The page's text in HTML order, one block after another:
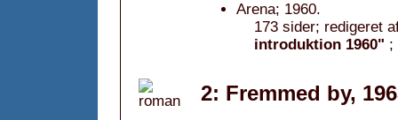
Arena; 1960.
173 sider; redigeret
introduktion 1960" ;
2: Fremmed by,